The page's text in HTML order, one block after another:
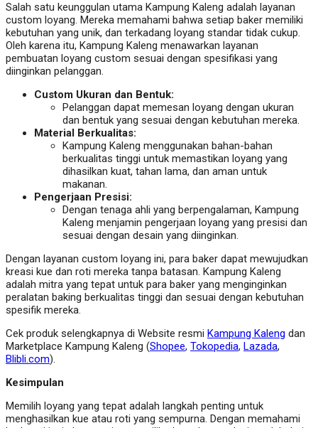
Salah satu keunggulan utama Kampung Kaleng adalah layanan
custom loyang. Mereka memahami bahwa setiap baker memiliki
kebutuhan yang unik, dan terkadang loyang standar tidak cukup.
Oleh karena itu, Kampung Kaleng menawarkan layanan
pembuatan loyang custom sesuai dengan spesifikasi yang
diinginkan pelanggan.
Custom Ukuran dan Bentuk:
Pelanggan dapat memesan loyang dengan ukuran
dan bentuk yang sesuai dengan kebutuhan mereka.
Material Berkualitas:
Kampung Kaleng menggunakan bahan-bahan
berkualitas tinggi untuk memastikan loyang yang
dihasilkan kuat, tahan lama, dan aman untuk
makanan.
Pengerjaan Presisi:
Dengan tenaga ahli yang berpengalaman, Kampung
Kaleng menjamin pengerjaan loyang yang presisi dan
sesuai dengan desain yang diinginkan.
Dengan layanan custom loyang ini, para baker dapat mewujudkan
kreasi kue dan roti mereka tanpa batasan. Kampung Kaleng
adalah mitra yang tepat untuk para baker yang menginginkan
peralatan baking berkualitas tinggi dan sesuai dengan kebutuhan
spesifik mereka.
Cek produk selengkapnya di Website resmi Kampung Kaleng dan
Marketplace Kampung Kaleng (Shopee, Tokopedia, Lazada,
Blibli.com).
Kesimpulan
Memilih loyang yang tepat adalah langkah penting untuk
menghasilkan kue atau roti yang sempurna. Dengan memahami